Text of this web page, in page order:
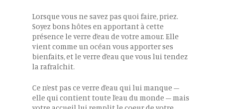
Lorsque vous ne savez pas quoi faire, priez.
Soyez bons hôtes en apportant à cette
présence le verre d’eau de votre amour. Elle
vient comme un océan vous apporter ses
bienfaits, et le verre d’eau que vous lui tendez
la rafraîchit.
Ce n’est pas ce verre d’eau qui lui manque –
elle qui contient toute l’eau du monde – mais